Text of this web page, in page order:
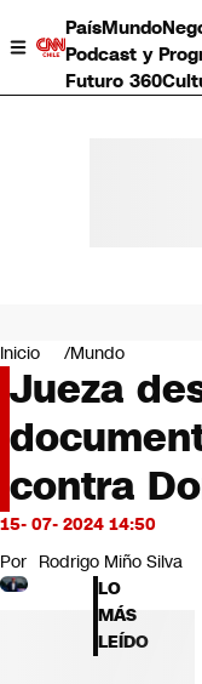
PaísMundo
Podcast y
Futuro 360
Negocios
Deportes
Programas
Cultura
Servicios
Bits
CNN tiempo
Futuro 360
Opinión
Inicio Mundo
Jueza
contra
15- 07- 2024 14:50
Por Rodrigo Miño Silva
LO
MÁS
LEÍDO